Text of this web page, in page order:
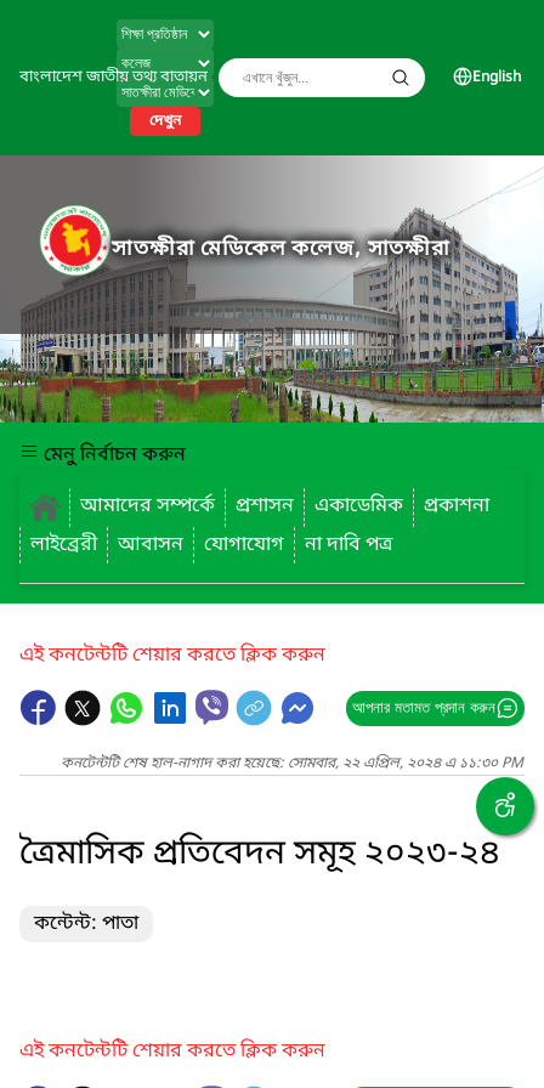
বাংলাদেশ জাতীয় তথ্য বাতায়ন
দেখুন
English
সাতক্ষীরা মেডিকেল কলেজ, সাতক্ষীরা
মেনু নির্বাচন করুন
আমাদের সম্পর্কে
প্রশাসন একাডেমিক
প্রকাশনা
লাইব্রেরী
আবাসন যোগাযোগ না দাবি পত্র
এই কনটেন্টটি শেয়ার করতে ক্লিক করুন
আপনার মতামত প্রদান করুন
কনটেন্টটি শেষ হাল-নাগাদ করা হয়েছে: সোমবার, ২২ এপ্রিল, ২০২৪ এ ১১:৩০ PM
ত্রৈমাসিক প্রতিবেদন সমূহ ২০২৩-২৪
কন্টেন্ট: পাতা
এই কনটেন্টটি শেয়ার করতে ক্লিক করুন